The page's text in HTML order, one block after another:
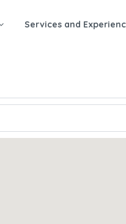
Services and